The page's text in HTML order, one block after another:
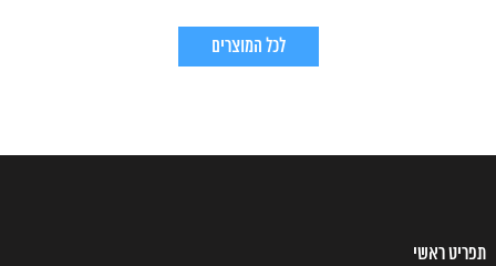
לכל המוצרים
תפריט ראשי